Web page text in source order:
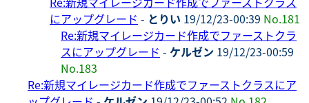
にアップグレード - とりい 19/12/23-00:39 No.181
Re:新規マイレージカード作成でファーストクラ
スにアップグレード - ケルゼン 19/12/23-00:59
No.183
Re:新規マイレージカード作成でファーストクラスにア